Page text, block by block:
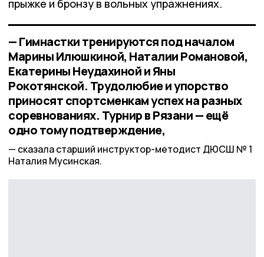
прыжке и бронзу в вольных упражнениях.
— Гимнастки тренируются под началом
Марины Илюшкиной, Наталии Романовой,
Екатерины Неудахиной и Яны
Рокотянской. Трудолюбие и упорство
приносят спортсменкам успех на разных
соревнованиях. Турнир в Рязани — ещё
одно тому подтверждение,
сказала старший инструктор-методист ДЮСШ № 1
Наталия Мусинская.